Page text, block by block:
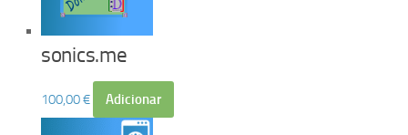
sonics.me
100,00€ Adicionar